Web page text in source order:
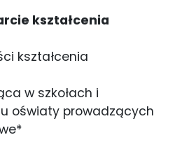
kształcenia
kształcenia
w szkołach i
oświaty prowadzących